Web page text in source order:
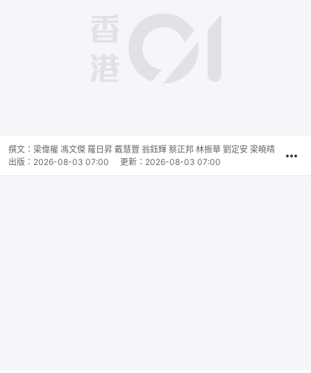
撰文： 梁偉權 馮文傑 羅日昇 戴慧豐 翁鈺輝 蔡正邦 林振華 劉定安 梁曉晴
出版： 2026-08-03 07:00 更新： 2026-08-03 07:00